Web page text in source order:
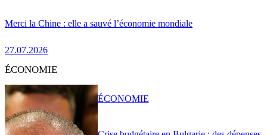
Merci la Chine : elle a sauvé l’économie mondiale
27.07.2026
ÉCONOMIE
ÉCONOMIE